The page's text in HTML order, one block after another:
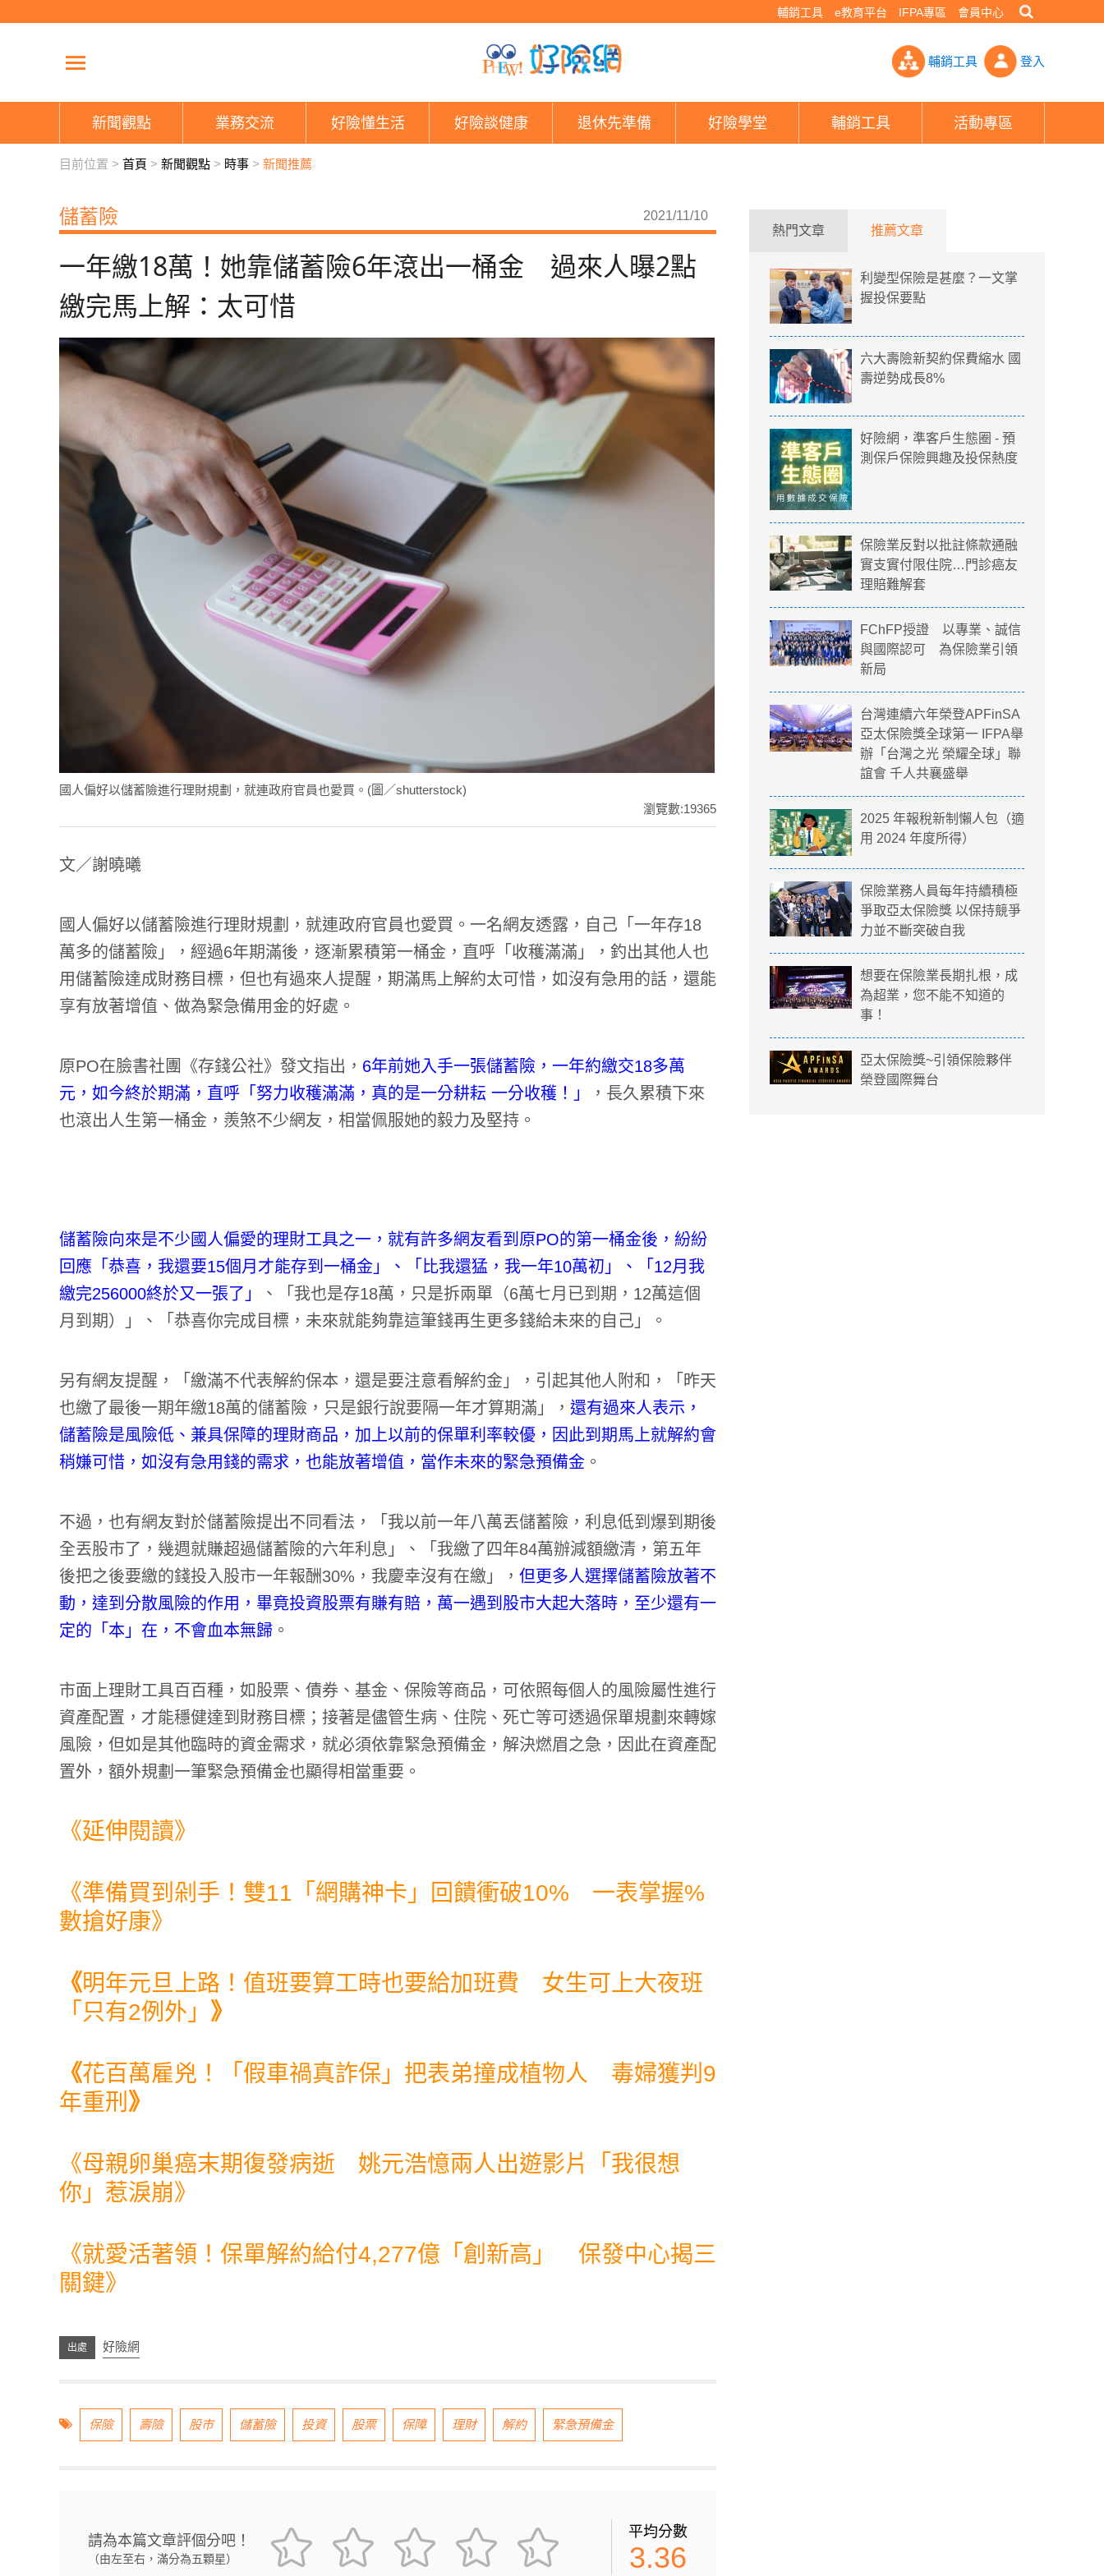
輔銷工具 e教育平台 IFPA專區 會員中心
一年繳18萬！她靠儲蓄險6年滾出一桶金 過來人曝2點繳完馬上解：太可惜- PHEW!好
輔銷工具 登入
新聞觀點 業務交流 好險懂生活 好險談健康 退休先準備 好險學堂 輔銷工具 活動專區
目前位置 > 首頁 > 新聞觀點 > 時事 > 新聞推薦
儲蓄險 2021/11/10
一年繳18萬！她靠儲蓄險6年滾出一桶金 過來人曝2點
繳完馬上解：太可惜
國人偏好以儲蓄險進行理財規劃，就連政府官員也愛買。(圖／shutterstock)
瀏覽數:19365
文／謝曉曦
國人偏好以儲蓄險進行理財規劃，就連政府官員也愛買。一名網友透露，自己「一年存18
萬多的儲蓄險」，經過6年期滿後，逐漸累積第一桶金，直呼「收穫滿滿」，釣出其他人也
用儲蓄險達成財務目標，但也有過來人提醒，期滿馬上解約太可惜，如沒有急用的話，還能
享有放著增值、做為緊急備用金的好處。
原PO在臉書社團 《存錢公社》 發文指出， 6年前她入手一張儲蓄險，一年約繳交18多萬
元，如今終於期滿，直呼「努力收穫滿滿，真的是一分耕耘 一分收穫！」
，長久累積下來
也滾出人生第一桶金，羨煞不少網友，相當佩服她的毅力及堅持。
儲蓄險向來是不少國人偏愛的理財工具之一，就有許多網友看到原PO的第一桶金後，紛紛
回應「恭喜，我還要15個月才能存到一桶金」、「比我還猛，我一年10萬初」、「12月我
繳完256000終於又一張了」
、「我也是存18萬，只是拆兩單（6萬七月已到期，12萬這個
月到期）」、「恭喜你完成目標，未來就能夠靠這筆錢再生更多錢給未來的自己」。
另有網友提醒，「繳滿不代表解約保本，還是要注意看解約金」，引起其他人附和，「昨天
也繳了最後一期年繳18萬的儲蓄險，只是銀行說要隔一年才算期滿」， 還有過來人表示，
儲蓄險是風險低、兼具保障的理財商品，加上以前的保單利率較優，因此到期馬上就解約會
稍嫌可惜，如沒有急用錢的需求，也能放著增值，當作未來的緊急預備金 。
不過，也有網友對於儲蓄險提出不同看法，「我以前一年八萬丟儲蓄險，利息低到爆到期後
全丟股市了，幾週就賺超過儲蓄險的六年利息」、「我繳了四年84萬辦減額繳清，第五年
後把之後要繳的錢投入股市一年報酬30%，我慶幸沒有在繳」， 但更多人選擇儲蓄險放著不
動，達到分散風險的作用，畢竟投資股票有賺有賠，萬一遇到股市大起大落時，至少還有一
定的「本」在，不會血本無歸 。
市面上理財工具百百種，如股票、債券、基金、保險等商品，可依照每個人的風險屬性進行
資產配置，才能穩健達到財務目標；接著是儘管生病、住院、死亡等可透過保單規劃來轉嫁
風險，但如是其他臨時的資金需求，就必須依靠緊急預備金，解決燃眉之急，因此在資產配
置外，額外規劃一筆緊急預備金也顯得相當重要。
《延伸閱讀》
《準備買到剁手！雙11「網購神卡」回饋衝破10% 一表掌握%
數搶好康》
《明年元旦上路！值班要算工時也要給加班費 女生可上大夜班
「只有2例外」 》
《花百萬雇兇！「假車禍真詐保」把表弟撞成植物人 毒婦獲判9
年重刑 》
《母親卵巢癌末期復發病逝 姚元浩憶兩人出遊影片「我很想
你」惹淚崩》
《就愛活著領！保單解約給付4,277億「創新高」 保發中心揭三
關鍵》
好險網
保險 壽險 股市 儲蓄險 投資 股票 保障 理財 解約 緊急預備金
請為本篇文章評個分吧！
（由左至右，滿分為五顆星）
平均分數
3.36
熱門文章 推薦文章
利變型保險是甚麼？一文掌
握投保要點
六大壽險新契約保費縮水 國
壽逆勢成長8%
好險網，準客戶生態圈 - 預
測保戶保險興趣及投保熱度
保險業反對以批註條款通融
實支實付限住院…門診癌友
理賠難解套
FChFP授證 以專業、誠信
與國際認可 為保險業引領
新局
台灣連續六年榮登APFinSA
亞太保險獎全球第一 IFPA舉
辦「台灣之光 榮耀全球」聯
誼會 千人共襄盛舉
2025 年報稅新制懶人包（適
用 2024 年度所得）
保險業務人員每年持續積極
爭取亞太保險獎 以保持競爭
力並不斷突破自我
想要在保險業長期扎根，成
為超業，您不能不知道的
事！
亞太保險獎~引領保險夥伴
榮登國際舞台